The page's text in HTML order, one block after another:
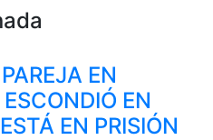
EN
EN
EN PRISIÓN